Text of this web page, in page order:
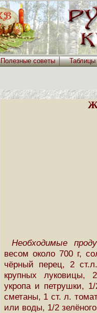
Полезные советы
Необходимые
весом около 700 г,
чёрный перец, 2
крупных луковицы,
укропа и петрушки,
сметаны, 1 ст. л.
или воды, 1/2